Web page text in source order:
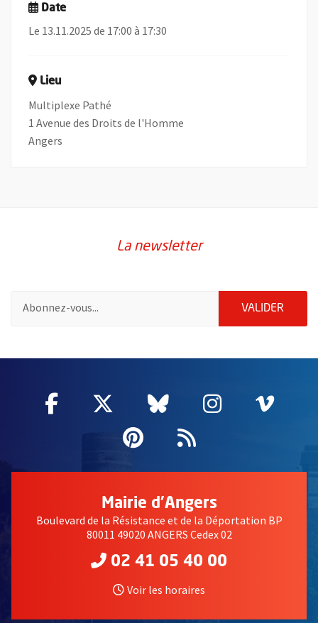
Date
Le 13.11.2025 de 17:00 à 17:30
Lieu
Multiplexe Pathé
1 Avenue des Droits de l'Homme
Angers
La newsletter
VALIDER
Facebook
, Ouvre une nouvelle fenêtre
Twitter
, Ouvre une nouvelle
Bluesky
, Ouvre une
Instagram
, Ouvre
,
Pinterest
, Ouvre une
Flux RSS
Mairie d'Angers
Boulevard de la Résistance et de la Déportation BP
80011 49020 ANGERS Cedex 02
02 41 05 40 00
Voir les horaires